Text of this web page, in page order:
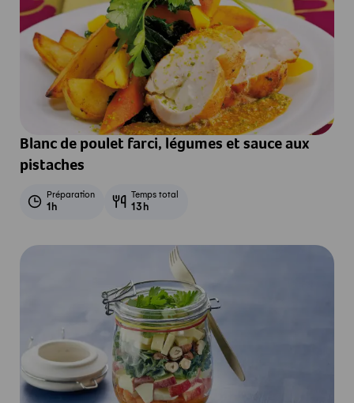
Blanc de poulet farci, légumes et sauce aux
pistaches
Préparation
1h
Temps total
13h